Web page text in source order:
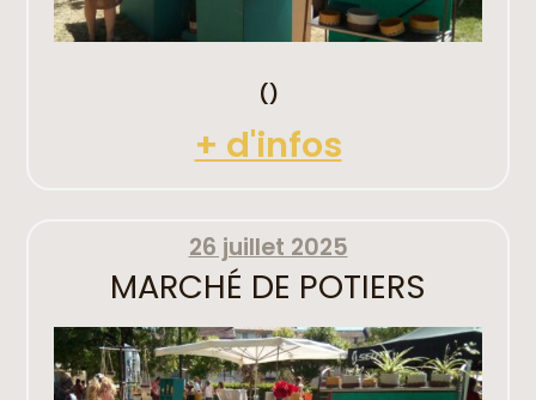
()
+ d'infos
26 juillet 2025
MARCHÉ DE POTIERS